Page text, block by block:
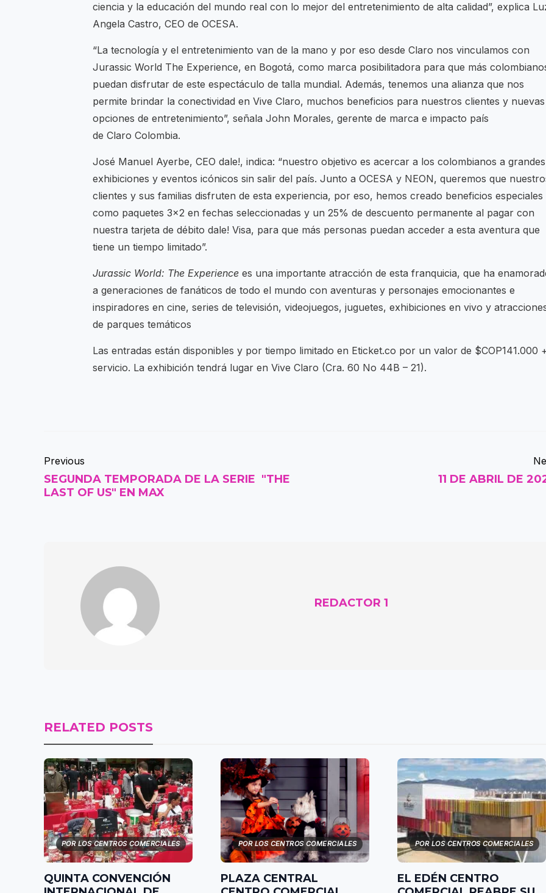
ciencia y la educación del mundo real con lo mejor del entretenimiento de alta calidad”, explica
Angela Castro, CEO de OCESA.
“La tecnología y el entretenimiento van de la mano y por eso desde Claro nos vinculamos con
Jurassic World The Experience, en Bogotá, como marca posibilitadora para que más
puedan disfrutar de este espectáculo de talla mundial. Además, tenemos una alianza que nos
permite brindar la conectividad en Vive Claro, muchos beneficios para nuestros clientes y nuevas
opciones de entretenimiento”, señala John Morales, gerente de marca e impacto país
de Claro Colombia.
José Manuel Ayerbe, CEO dale!, indica: “nuestro objetivo es acercar a los colombianos a grandes
exhibiciones y eventos icónicos sin salir del país. Junto a OCESA y NEON, queremos que
clientes y sus familias disfruten de esta experiencia, por eso, hemos creado beneficios especiales
como paquetes 3×2 en fechas seleccionadas y un 25% de descuento permanente al pagar con
nuestra tarjeta de débito dale! Visa, para que más personas puedan acceder a esta aventura que
tiene un tiempo limitado”.
Jurassic World: The Experience es una importante atracción de esta franquicia, que ha
a generaciones de fanáticos de todo el mundo con aventuras y personajes emocionantes e
inspiradores en cine, series de televisión, videojuegos, juguetes, exhibiciones en vivo y
de parques temáticos
Las entradas están disponibles y por tiempo limitado en Eticket.co por un valor de $COP141.000
servicio. La exhibición tendrá lugar en Vive Claro (Cra. 60 No 44B – 21).
Previous
SEGUNDA TEMPORADA DE LA SERIE "THE
LAST OF US" EN MAX
11 DE ABRIL DE
REDACTOR 1
RELATED POSTS
POR LOS CENTROS COMERCIALES
QUINTA CONVENCIÓN
POR LOS CENTROS COMERCIALES
PLAZA CENTRAL
POR LOS CENTROS COMERCIALES
EL EDÉN CENTRO